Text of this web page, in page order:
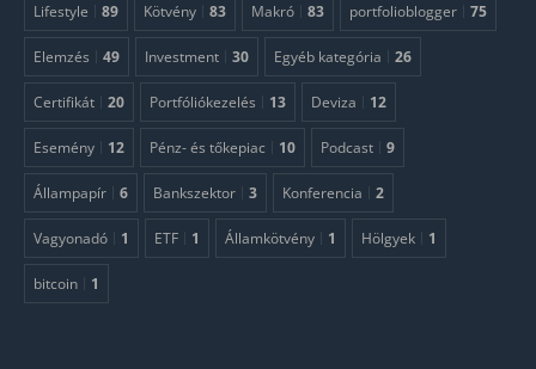
Lifestyle 89 Kötvény 83 Makró 83 portfolioblogger 75
Elemzés 49 Investment 30 Egyéb kategória 26
Certifikát 20 Portfóliókezelés 13 Deviza 12
Esemény 12 Pénz- és tőkepiac 10 Podcast 9
Állampapír 6 Bankszektor 3 Konferencia 2
Vagyonadó 1 ETF 1 Államkötvény 1 Hölgyek 1
bitcoin 1